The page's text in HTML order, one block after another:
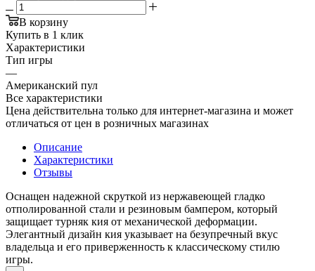
В корзину
Купить в 1 клик
Характеристики
Тип игры
—
Американский пул
Все характеристики
Цена действительна только для интернет-магазина и может
отличаться от цен в розничных магазинах
Описание
Характеристики
Отзывы
Оснащен надежной скруткой из нержавеющей гладко
отполированной стали и резиновым бампером, который
защищает турняк кия от механической деформации.
Элегантный дизайн кия указывает на безупречный вкус
владельца и его приверженность к классическому стилю
игры.